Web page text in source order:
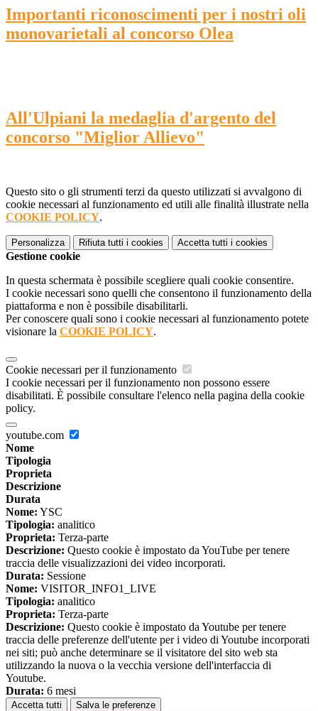
Importanti riconoscimenti per i nostri oli
monovarietali al concorso Olea
All'Ulpiani la medaglia d'argento del
concorso "Miglior Allievo"
Questo sito o gli strumenti terzi da questo utilizzati si avvalgono di
cookie necessari al funzionamento ed utili alle finalità illustrate nella
COOKIE POLICY.
Personalizza Rifiuta tutti i cookies Accetta tutti i cookies
Gestione cookie
In questa schermata è possibile scegliere quali cookie consentire.
I cookie necessari sono quelli che consentono il funzionamento della
piattaforma e non è possibile disabilitarli.
Per conoscere quali sono i cookie necessari al funzionamento potete
visionare la COOKIE POLICY.
Cookie necessari per il funzionamento
I cookie necessari per il funzionamento non possono essere
disabilitati. È possibile consultare l'elenco nella pagina della cookie
policy.
youtube.com
Nome
Tipologia
Proprieta
Descrizione
Durata
Nome: YSC
Tipologia: analitico
Proprieta: Terza-parte
Descrizione: Questo cookie è impostato da YouTube per tenere
traccia delle visualizzazioni dei video incorporati.
Durata: Sessione
Nome: VISITOR_INFO1_LIVE
Tipologia: analitico
Proprieta: Terza-parte
Descrizione: Questo cookie è impostato da Youtube per tenere
traccia delle preferenze dell'utente per i video di Youtube incorporati
nei siti; può anche determinare se il visitatore del sito web sta
utilizzando la nuova o la vecchia versione dell'interfaccia di
Youtube.
Durata: 6 mesi
Accetta tutti Salva le preferenze